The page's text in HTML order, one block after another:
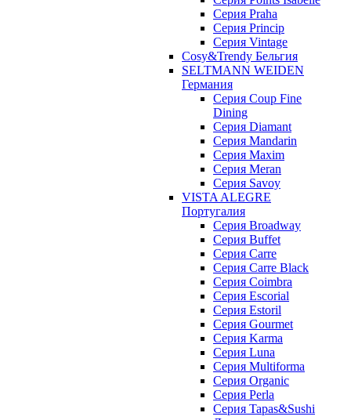
Серия Praha
Серия Princip
Серия Vintage
Cosy&Trendy Бельгия
SELTMANN WEIDEN
Германия
Cерия Coup Fine
Dining
Cерия Diamant
Cерия Mandarin
Cерия Maxim
Серия Meran
Серия Savoy
VISTA ALEGRE
Португалия
Серия Broadway
Серия Buffet
Серия Carre
Серия Carre Black
Серия Coimbra
Серия Escorial
Серия Estoril
Серия Gourmet
Серия Karma
Серия Luna
Серия Multiforma
Серия Organic
Серия Perla
Серия Tapas&Sushi